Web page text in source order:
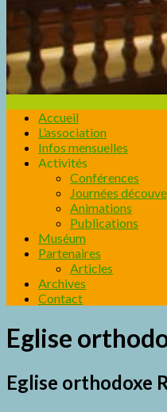
Accueil
L’association
Infos mensuelles
Activités
Conférences
Journées
Animations
Publications
Muséum
Partenaires
Articles
Archives
Contact
Eglise
Eglise orthodoxe